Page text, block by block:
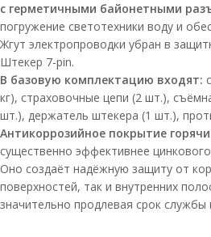
с герметичными байонетными
погружение светотехники воду и
Жгут электропроводки убран в
Штекер 7-pin.
В базовую комплектацию входят:
кг), страховочные цепи (2 шт.),
шт.), держатель штекера (1 шт.),
Антикоррозийное покрытие
существенно эффективнее
Оно создаёт надёжную защиту от
поверхностей, так и внутренних
значительно продлевая срок службы